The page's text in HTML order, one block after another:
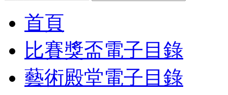
首頁
比賽獎盃電子目錄
藝術殿堂電子目錄